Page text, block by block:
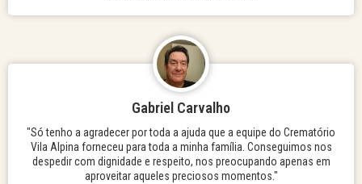
Gabriel Carvalho
"Só tenho a agradecer por toda a ajuda que a equipe do Crematório
Vila Alpina forneceu para toda a minha família. Conseguimos nos
despedir com dignidade e respeito, nos preocupando apenas em
aproveitar aqueles preciosos momentos."